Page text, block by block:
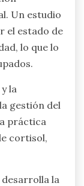
Un estudio
el estado de
lo que lo
la
gestión del
práctica
cortisol,
la